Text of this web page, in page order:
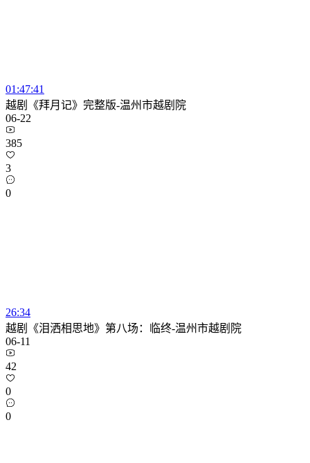
01:47:41
越剧《拜月记》完整版-温州市越剧院
06-22
385
3
0
26:34
越剧《泪洒相思地》第八场：临终-温州市越剧院
06-11
42
0
0